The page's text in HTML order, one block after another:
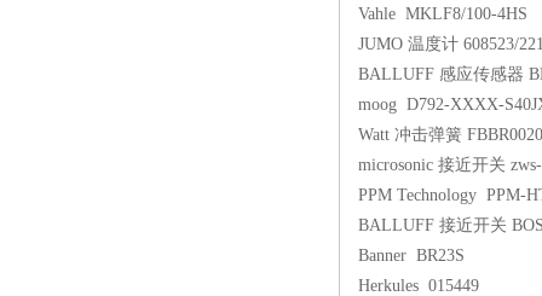
Vahle MKLF8/100-4HS
JUMO 温度计 608523/
BALLUFF 感应传感器
moog D792-XXXX-
Watt 冲击弹簧
microsonic 接近开关
PPM Technology PPM-
BALLUFF 接近开关
Banner BR23S
Herkules 015449